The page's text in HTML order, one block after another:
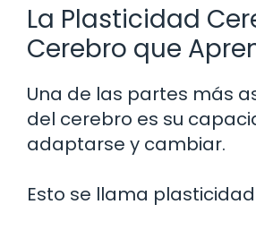
La Plasticidad
Cerebro que
Una de las partes más
del cerebro es su
adaptarse y cambiar.
Esto se llama